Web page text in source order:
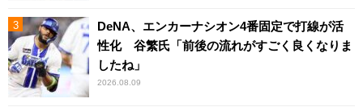
DeNA、エンカーナシオン4番固定で打線が活
性化 谷繁氏「前後の流れがすごく良くなりま
したね」
2026.08.09